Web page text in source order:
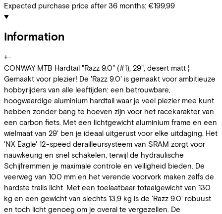
Expected purchase price after 36 months: €199,99
Information
+−
CONWAY MTB Hardtail "Razz 9.0" (#1), 29", desert matt ¦
Gemaakt voor plezier! De 'Razz 9.0' is gemaakt voor ambitieuze
hobbyrijders van alle leeftijden: een betrouwbare,
hoogwaardige aluminium hardtail waar je veel plezier mee kunt
hebben zonder bang te hoeven zijn voor het racekarakter van
een carbon fiets. Met een lichtgewicht aluminium frame en een
wielmaat van 29' ben je ideaal uitgerust voor elke uitdaging. Het
'NX Eagle' 12-speed derailleursysteem van SRAM zorgt voor
nauwkeurig en snel schakelen, terwijl de hydraulische
Schijfremmen je maximale controle en veiligheid bieden. De
veerweg van 100 mm en het verende voorvork maken zelfs de
hardste trails licht. Met een toelaatbaar totaalgewicht van 130
kg en een gewicht van slechts 13,9 kg is de 'Razz 9.0' robuust
en toch licht genoeg om je overal te vergezellen. De